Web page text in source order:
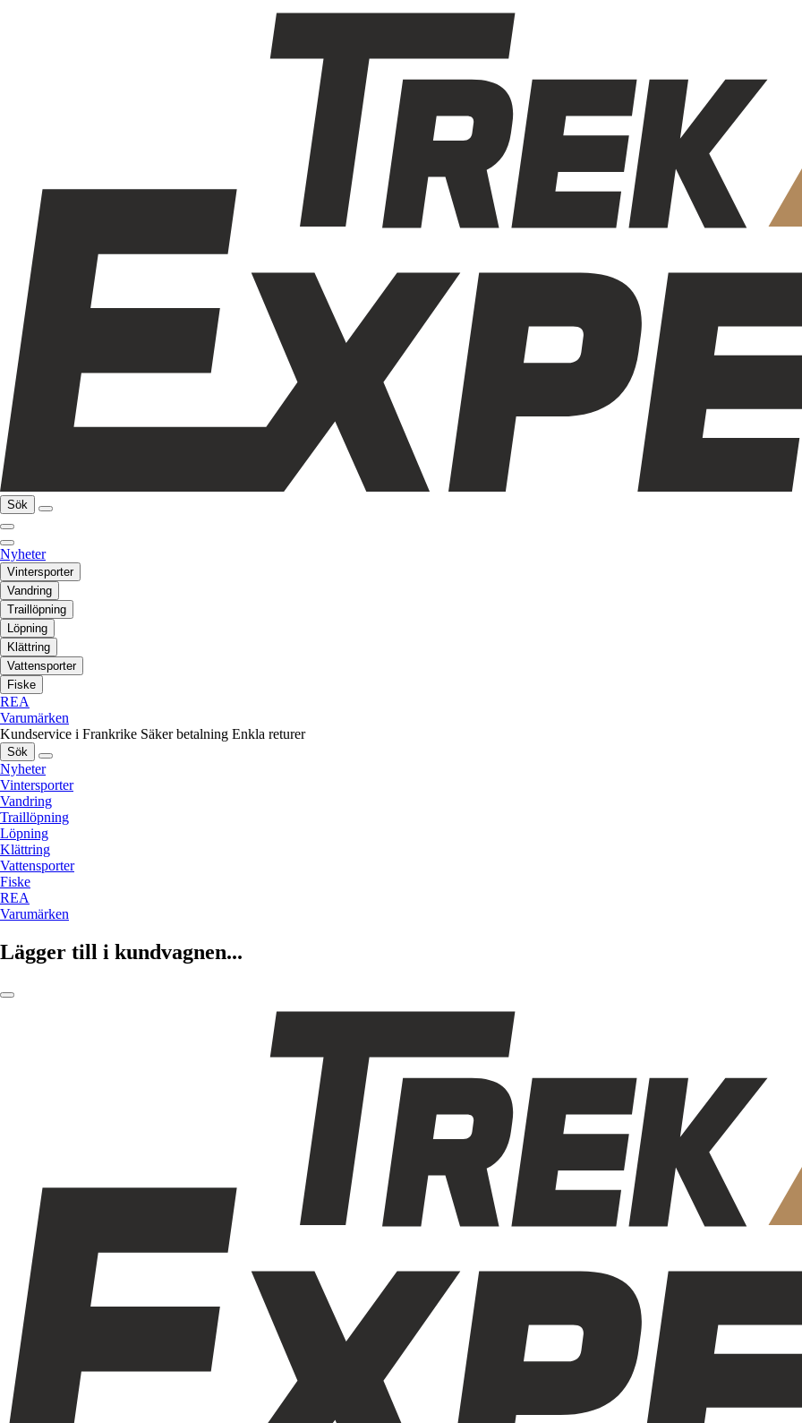
Sök
Nyheter
Vintersporter
Vandring
Traillöpning
Löpning
Klättring
Vattensporter
Fiske
REA
Varumärken
Kundservice i Frankrike Säker betalning Enkla returer
Sök
Nyheter
Vintersporter
Vandring
Traillöpning
Löpning
Klättring
Vattensporter
Fiske
REA
Varumärken
Lägger till i kundvagnen...